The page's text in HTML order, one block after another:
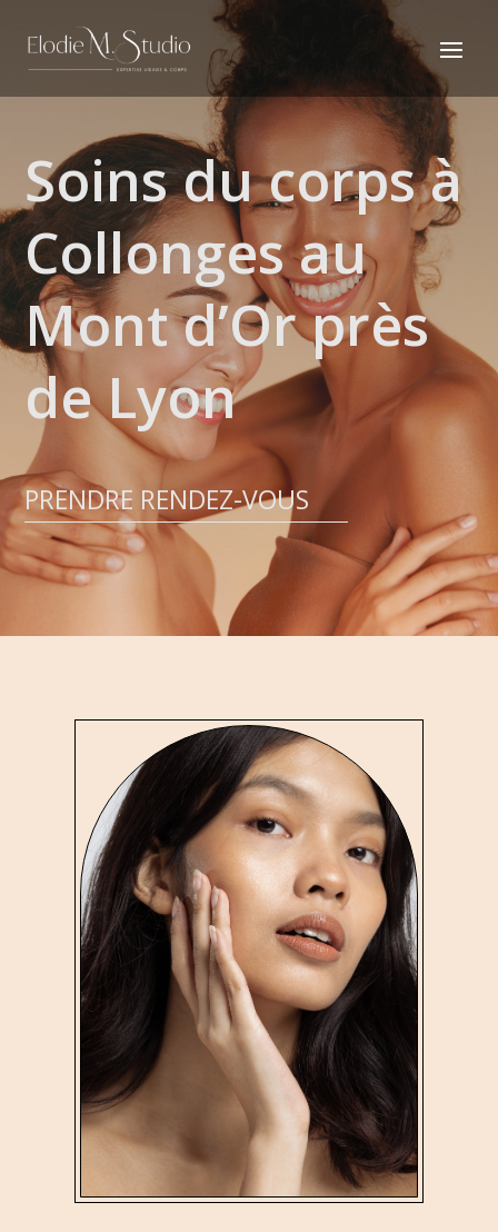
Soins du corps à
Collonges au
Mont d’Or près
de Lyon
PRENDRE RENDEZ-VOUS